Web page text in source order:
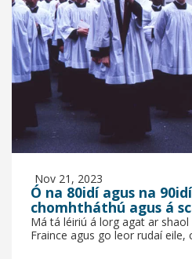
Nov 21, 2023
Ó na 80idí agus na
chomhtháthú agus á
Má tá léiriú á lorg agat ar
Fraince agus go leor rudaí eile,